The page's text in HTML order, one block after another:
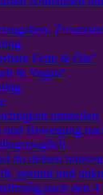
Fette & Öle”
& Vegan“
umstellen
Bewegung
du deinen
gesund und
nach den 4